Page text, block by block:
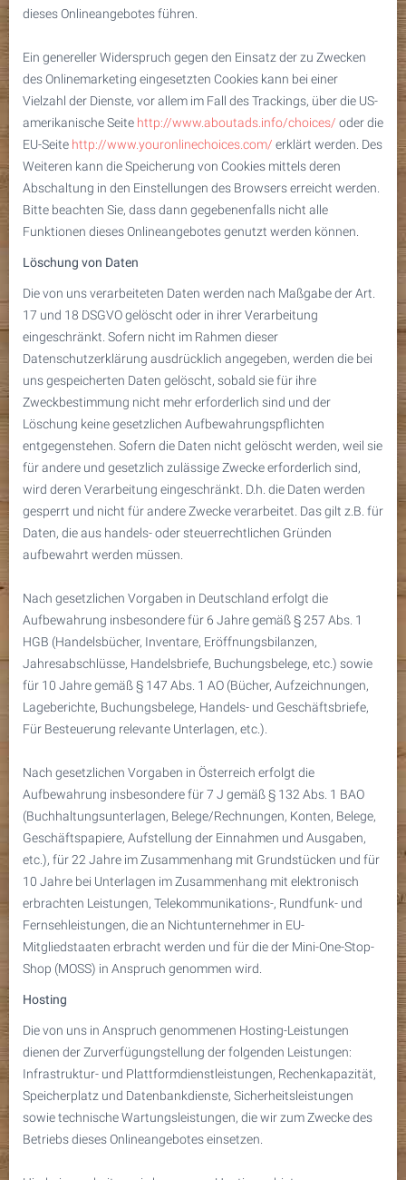
dieses Onlineangebotes führen.
Ein genereller Widerspruch gegen den Einsatz der zu Zwecken
des Onlinemarketing eingesetzten Cookies kann bei einer
Vielzahl der Dienste, vor allem im Fall des Trackings, über die US-
amerikanische Seite http://www.aboutads.info/choices/ oder die
EU-Seite http://www.youronlinechoices.com/ erklärt werden. Des
Weiteren kann die Speicherung von Cookies mittels deren
Abschaltung in den Einstellungen des Browsers erreicht werden.
Bitte beachten Sie, dass dann gegebenenfalls nicht alle
Funktionen dieses Onlineangebotes genutzt werden können.
Löschung von Daten
Die von uns verarbeiteten Daten werden nach Maßgabe der Art.
17 und 18 DSGVO gelöscht oder in ihrer Verarbeitung
eingeschränkt. Sofern nicht im Rahmen dieser
Datenschutzerklärung ausdrücklich angegeben, werden die bei
uns gespeicherten Daten gelöscht, sobald sie für ihre
Zweckbestimmung nicht mehr erforderlich sind und der
Löschung keine gesetzlichen Aufbewahrungspflichten
entgegenstehen. Sofern die Daten nicht gelöscht werden, weil sie
für andere und gesetzlich zulässige Zwecke erforderlich sind,
wird deren Verarbeitung eingeschränkt. D.h. die Daten werden
gesperrt und nicht für andere Zwecke verarbeitet. Das gilt z.B. für
Daten, die aus handels- oder steuerrechtlichen Gründen
aufbewahrt werden müssen.
Nach gesetzlichen Vorgaben in Deutschland erfolgt die
Aufbewahrung insbesondere für 6 Jahre gemäß § 257 Abs. 1
HGB (Handelsbücher, Inventare, Eröffnungsbilanzen,
Jahresabschlüsse, Handelsbriefe, Buchungsbelege, etc.) sowie
für 10 Jahre gemäß § 147 Abs. 1 AO (Bücher, Aufzeichnungen,
Lageberichte, Buchungsbelege, Handels- und Geschäftsbriefe,
Für Besteuerung relevante Unterlagen, etc.).
Nach gesetzlichen Vorgaben in Österreich erfolgt die
Aufbewahrung insbesondere für 7 J gemäß § 132 Abs. 1 BAO
(Buchhaltungsunterlagen, Belege/Rechnungen, Konten, Belege,
Geschäftspapiere, Aufstellung der Einnahmen und Ausgaben,
etc.), für 22 Jahre im Zusammenhang mit Grundstücken und für
10 Jahre bei Unterlagen im Zusammenhang mit elektronisch
erbrachten Leistungen, Telekommunikations-, Rundfunk- und
Fernsehleistungen, die an Nichtunternehmer in EU-
Mitgliedstaaten erbracht werden und für die der Mini-One-Stop-
Shop (MOSS) in Anspruch genommen wird.
Hosting
Die von uns in Anspruch genommenen Hosting-Leistungen
dienen der Zurverfügungstellung der folgenden Leistungen:
Infrastruktur- und Plattformdienstleistungen, Rechenkapazität,
Speicherplatz und Datenbankdienste, Sicherheitsleistungen
sowie technische Wartungsleistungen, die wir zum Zwecke des
Betriebs dieses Onlineangebotes einsetzen.